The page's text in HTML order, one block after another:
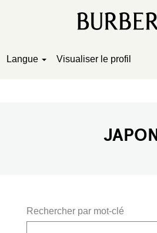
Langue Visualiser le profil
JAPON
Rechercher par mot-clé